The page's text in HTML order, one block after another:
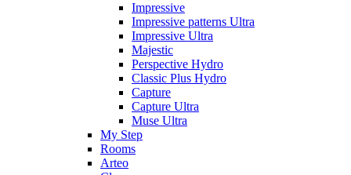
Impressive
Impressive patterns Ultra
Impressive Ultra
Majestic
Perspective Hydro
Classic Plus Hydro
Capture
Capture Ultra
Muse Ultra
My Step
Rooms
Arteo